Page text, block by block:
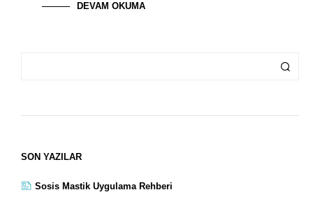
DEVAM OKUMA
SON YAZILAR
Sosis Mastik Uygulama Rehberi